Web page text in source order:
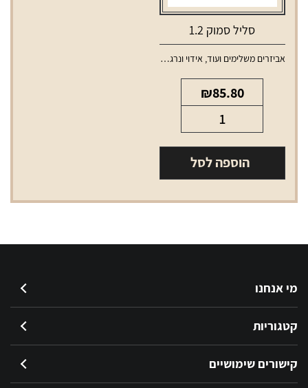
סליל סמוק 1.2
אביזרים משלימים ועוד, אידוי ונרגילות
₪85.80
של
סליל
סמוק
הוספה לסל
מי אנחנו
קטגוריות
קישורים שימושיים